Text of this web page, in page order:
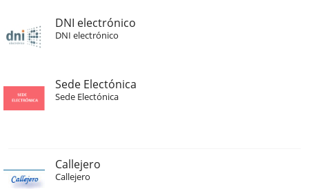
DNI electrónico
DNI electrónico
Sede Electónica
Sede Electónica
Callejero
Callejero